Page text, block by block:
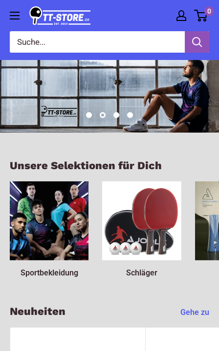
zum
Inhalt
TT-
STORE
0
Unsere Selektionen für Dich
Sportbekleidung Schläger
Neuheiten Gehe zu